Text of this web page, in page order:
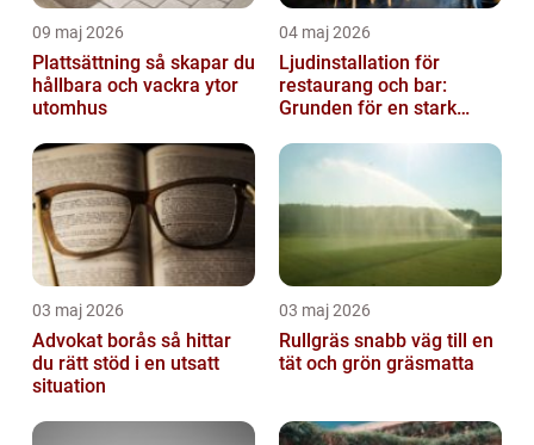
09 maj 2026
Plattsättning så skapar du
hållbara och vackra ytor
utomhus
04 maj 2026
Ljudinstallation för
restaurang och bar:
Grunden för en stark
03 maj 2026
Advokat borås så hittar
du rätt stöd i en utsatt
situation
03 maj 2026
Rullgräs snabb väg till en
tät och grön gräsmatta